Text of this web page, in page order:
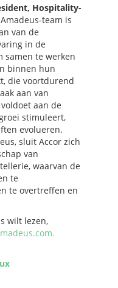
Hospitality-
team is
van de
in de
samen te werken
binnen hun
die voortdurend
aan van
aan de
stimuleert,
evolueren.
sluit Accor zich
van
waarvan de
te
te overtreffen en
wilt lezen,